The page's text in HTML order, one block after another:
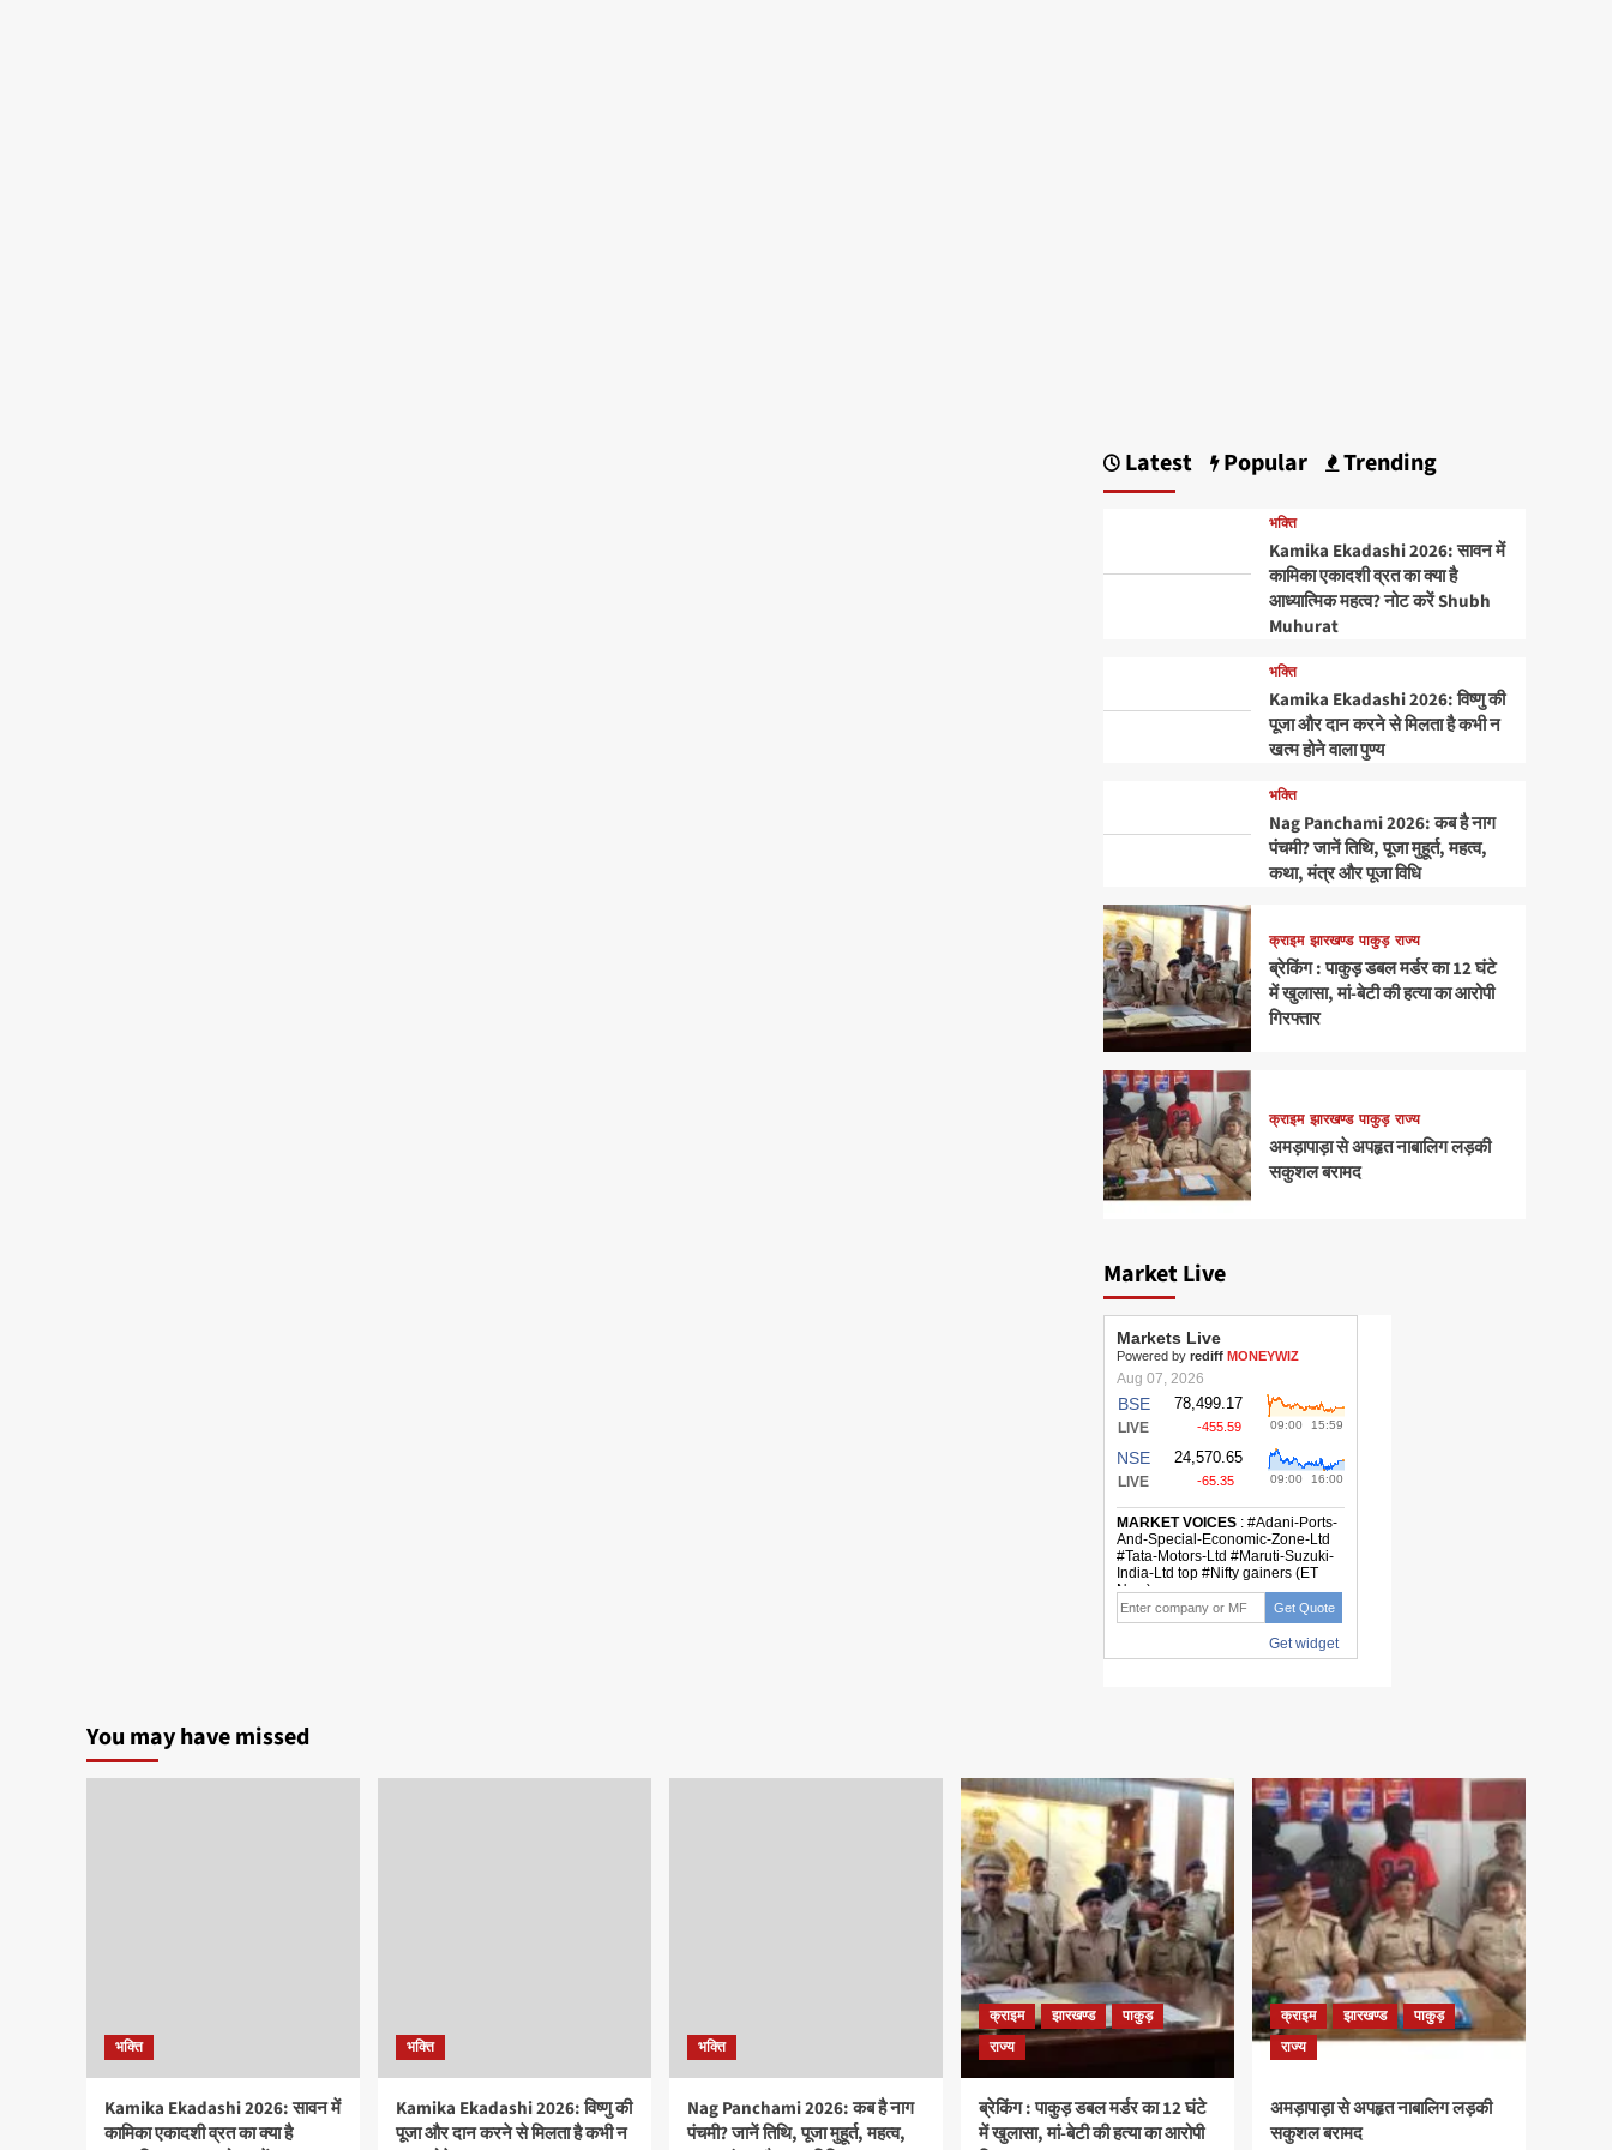
Latest Popular Trending
भक्ति
Kamika Ekadashi 2026: सावन में
कामिका एकादशी व्रत का क्या है
आध्यात्मिक महत्व? नोट करें Shubh
Muhurat
भक्ति
Kamika Ekadashi 2026: विष्णु की
पूजा और दान करने से मिलता है कभी न
खत्म होने वाला पुण्य
भक्ति
Nag Panchami 2026: कब है नाग
पंचमी? जानें तिथि, पूजा मुहूर्त, महत्व,
कथा, मंत्र और पूजा विधि
क्राइम झारखण्ड पाकुड़ राज्य
ब्रेकिंग : पाकुड़ डबल मर्डर का 12 घंटे
में खुलासा, मां-बेटी की हत्या का आरोपी
गिरफ्तार
क्राइम झारखण्ड पाकुड़ राज्य
अमड़ापाड़ा से अपहृत नाबालिग लड़की
सकुशल बरामद
Market Live
You may have missed
भक्ति
Kamika Ekadashi 2026: सावन में
कामिका एकादशी व्रत का क्या है
भक्ति
Kamika Ekadashi 2026: विष्णु की
पूजा और दान करने से मिलता है कभी न
भक्ति
Nag Panchami 2026: कब है नाग
पंचमी? जानें तिथि, पूजा मुहूर्त, महत्व,
क्राइम झारखण्ड
पाकुड़
राज्य
ब्रेकिंग : पाकुड़ डबल मर्डर का 12 घंटे
में खुलासा, मां-बेटी की हत्या का आरोपी
क्राइम झारखण्ड
पाकुड़
राज्य
अमड़ापाड़ा से अपहृत नाबालिग लड़की
सकुशल बरामद